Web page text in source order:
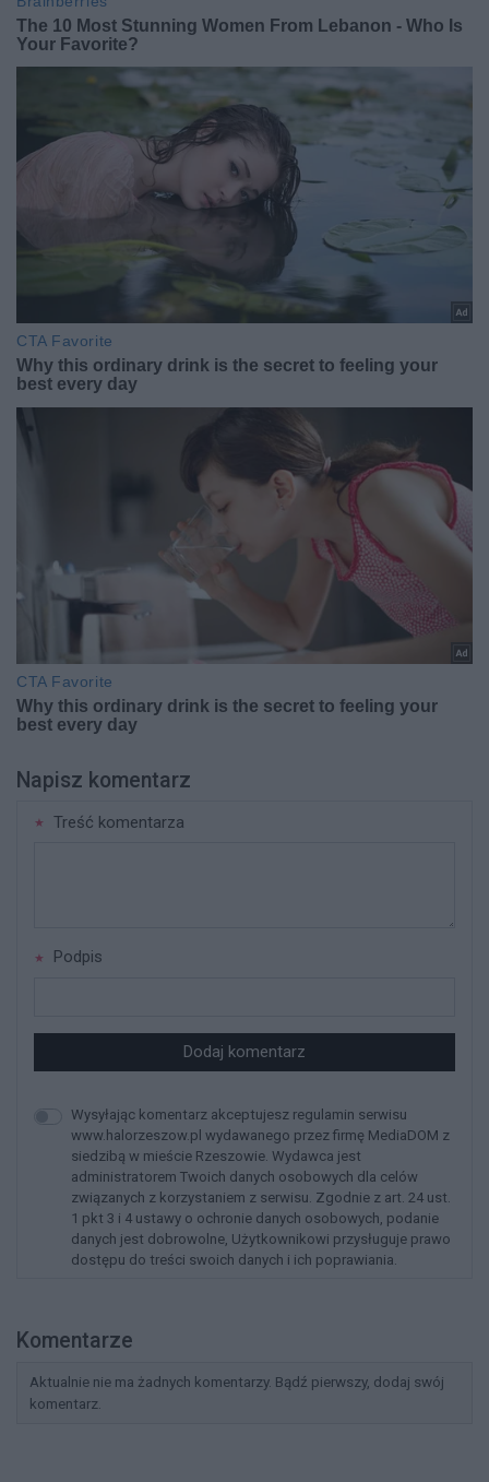
Napisz komentarz
Treść komentarza
Podpis
Dodaj komentarz
Wysyłając komentarz akceptujesz regulamin serwisu
www.halorzeszow.pl wydawanego przez firmę MediaDOM z
siedzibą w mieście Rzeszowie. Wydawca jest
administratorem Twoich danych osobowych dla celów
związanych z korzystaniem z serwisu. Zgodnie z art. 24 ust.
1 pkt 3 i 4 ustawy o ochronie danych osobowych, podanie
danych jest dobrowolne, Użytkownikowi przysługuje prawo
dostępu do treści swoich danych i ich poprawiania.
Komentarze
Aktualnie nie ma żadnych komentarzy. Bądź pierwszy, dodaj swój
komentarz.